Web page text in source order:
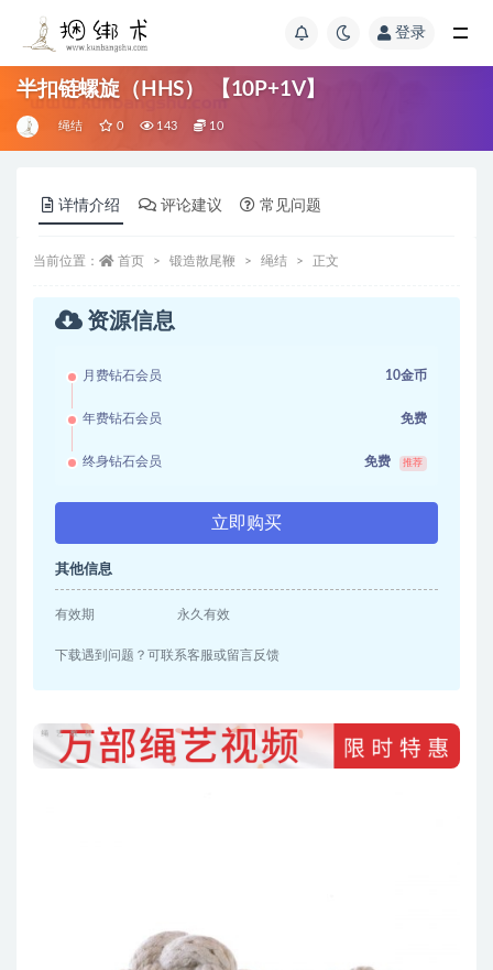
登录
半扣链螺旋（HHS） 【10P+1V】
绳结 0 143 10
详情介绍 评论建议 常见问题
当前位置： 首页 锻造散尾鞭 绳结 正文
资源信息
月费钻石会员 10金币
年费钻石会员 免费
终身钻石会员 免费 推荐
立即购买
其他信息
有效期 永久有效
下载遇到问题？可联系客服或留言反馈